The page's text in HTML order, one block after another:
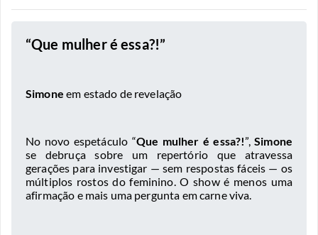
“Que mulher é essa?!”
Simoneem estado de revelação
No novo espetáculo “Que mulher é essa?!”,Simone
se debruça sobre um repertório que atravessa
gerações para investigar — sem respostas fáceis — os
múltiplos rostos do feminino. O show é menos uma
afirmação e mais uma pergunta em carne viva.